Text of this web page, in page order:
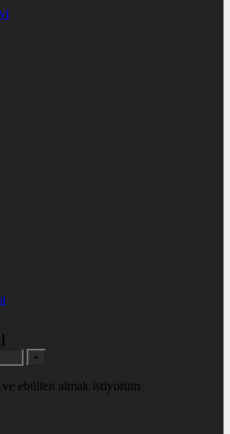
+
ebülten almak istiyorum